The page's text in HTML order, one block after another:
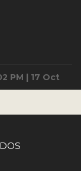
PM | 17 Oct